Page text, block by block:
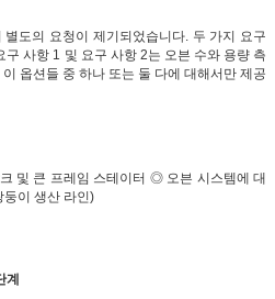
도의 요청이 제기되었습니다. 두 가지 요구
사항 1 및 요구 사항 2는 오븐 수와 용량 측
옵션들 중 하나 또는 둘 다에 대해서만 제공
및 큰 프레임 스테이터 ◎ 오븐 시스템에 대
둥이 생산 라인)
계